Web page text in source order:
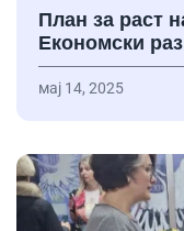
План за раст
Економски
мај 14, 2025